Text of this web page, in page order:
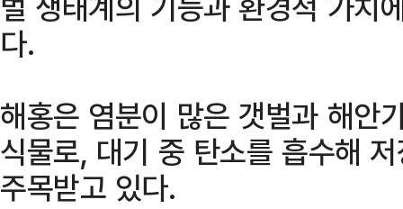
다.
해홍은 염분이 많은 갯벌과 해안
식물로, 대기 중 탄소를 흡수해 저
주목받고 있다.